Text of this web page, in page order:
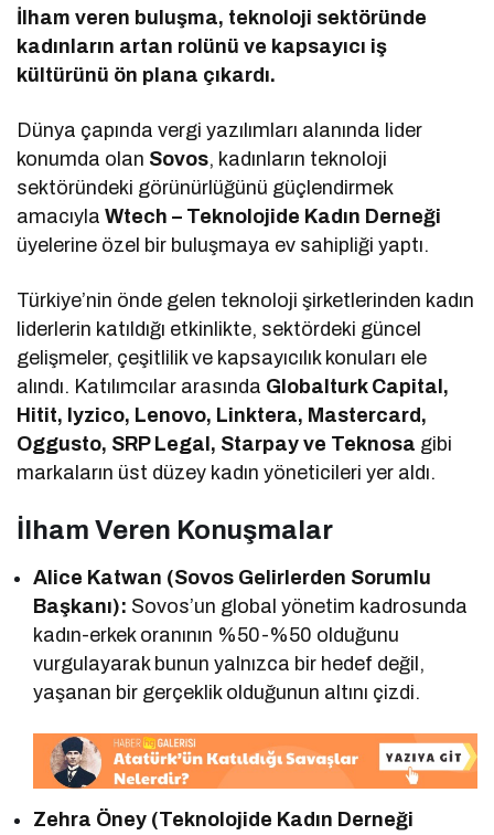
İlham veren buluşma, teknoloji sektöründe
kadınların artan rolünü ve kapsayıcı iş
kültürünü ön plana çıkardı.
Dünya çapında vergi yazılımları alanında lider
konumda olan Sovos, kadınların teknoloji
sektöründeki görünürlüğünü güçlendirmek
amacıylaWtech – Teknolojide Kadın Derneği
üyelerine özel bir buluşmaya ev sahipliği yaptı.
Türkiye’nin önde gelen teknoloji şirketlerinden kadın
liderlerin katıldığı etkinlikte, sektördeki güncel
gelişmeler, çeşitlilik ve kapsayıcılık konuları ele
alındı. Katılımcılar arasında Globalturk Capital,
Hitit, Iyzico, Lenovo, Linktera, Mastercard,
Oggusto, SRP Legal, Starpay ve Teknosa gibi
markaların üst düzey kadın yöneticileri yer aldı.
İlham Veren Konuşmalar
Alice Katwan (Sovos Gelirlerden Sorumlu
Başkanı): Sovos’un global yönetim kadrosunda
kadın-erkek oranının %50-%50 olduğunu
vurgulayarak bunun yalnızca bir hedef değil,
yaşanan bir gerçeklik olduğunun altını çizdi.
Zehra Öney (Teknolojide Kadın Derneği